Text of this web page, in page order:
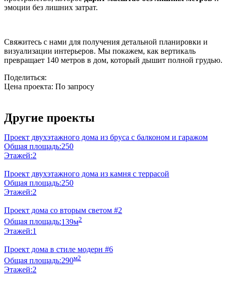
эмоции без лишних затрат.
Свяжитесь с нами для получения детальной планировки и
визуализации интерьеров. Мы покажем, как вертикаль
превращает 140 метров в дом, который дышит полной грудью.
Поделиться:
Цена проекта: По запросу
Другие проекты
Проект двухэтажного дома из бруса с балконом и гаражом
Общая площадь:250
Этажей:2
Проект двухэтажного дома из камня с террасой
Общая площадь:250
Этажей:2
Проект дома со вторым светом #2
Общая площадь:139м2
Этажей:1
Проект дома в стиле модерн #6
Общая площадь:290м2
Этажей:2